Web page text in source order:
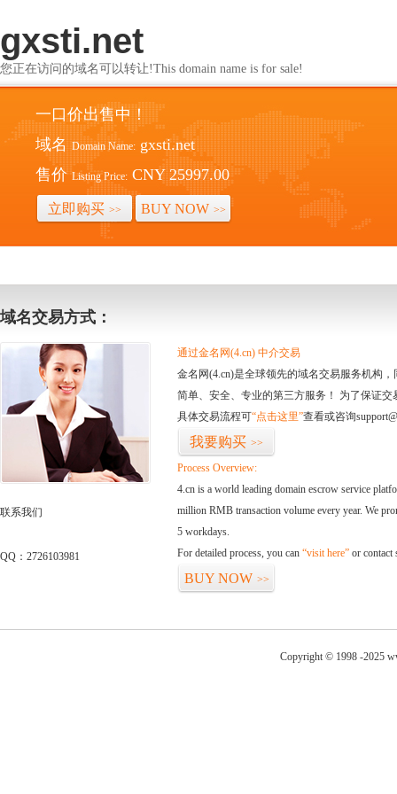
gxsti.net
您正在访问的域名可以转让!This domain name is for sale!
一口价出售中！
域名 Domain Name: gxsti.net
售价 Listing Price: CNY 25997.00
立即购买 >> BUY NOW >>
域名交易方式：
联系我们
QQ：2726103981
通过金名网(4.cn) 中介交易
金名网(4.cn)是全球领先的域名交易服务机构
简单、安全、专业的第三方服务！ 为了保证
具体交易流程可“点击这里”查看或咨询
我要购买 >>
Process Overview:
4.cn is a world leading domain escrow service
million RMB transaction volume every year. We
5 workdays.
For detailed process, you can “visit here” or contact
BUY NOW >>
Copyright © 1998 -2025